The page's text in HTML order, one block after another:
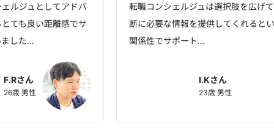
転職コンシェルジュは選択肢を広げて判
断に必要な情報を提供してくれるという
関係性でサポート…
談できたの
機能ですが